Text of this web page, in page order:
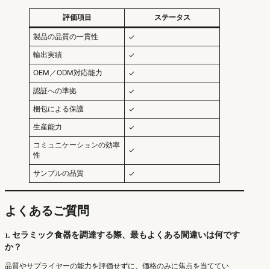
評価項目 ステータス
製品の品質の一貫性
✓
輸出実績
✓
OEM／ODM対応能力
✓
認証への準拠
✓
梱包による保護
✓
生産能力
✓
コミュニケーションの効率
性
✓
サンプルの品質 ✓
よくあるご質問
1. セラミック食器を調達する際、最もよくある間違いは何です
か？
品質やサプライヤーの能力を評価せずに、価格のみに焦点を当ててい